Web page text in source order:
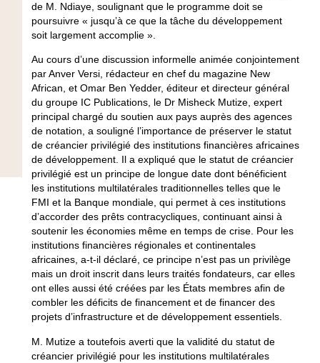
de M. Ndiaye, soulignant que le programme doit se
poursuivre « jusqu’à ce que la tâche du développement
soit largement accomplie ».
Au cours d’une discussion informelle animée conjointement
par Anver Versi, rédacteur en chef du magazine New
African, et Omar Ben Yedder, éditeur et directeur général
du groupe IC Publications, le Dr Misheck Mutize, expert
principal chargé du soutien aux pays auprès des agences
de notation, a souligné l’importance de préserver le statut
de créancier privilégié des institutions financières africaines
de développement. Il a expliqué que le statut de créancier
privilégié est un principe de longue date dont bénéficient
les institutions multilatérales traditionnelles telles que le
FMI et la Banque mondiale, qui permet à ces institutions
d’accorder des prêts contracycliques, continuant ainsi à
soutenir les économies même en temps de crise. Pour les
institutions financières régionales et continentales
africaines, a-t-il déclaré, ce principe n’est pas un privilège
mais un droit inscrit dans leurs traités fondateurs, car elles
ont elles aussi été créées par les États membres afin de
combler les déficits de financement et de financer des
projets d’infrastructure et de développement essentiels.
M. Mutize a toutefois averti que la validité du statut de
créancier privilégié pour les institutions multilatérales